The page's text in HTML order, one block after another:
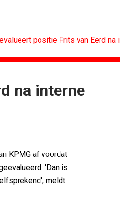
positie Frits van Eerd na
na interne
KPMG af voordat
'Dan is
meldt
B2B
van De...
week 28, 2026